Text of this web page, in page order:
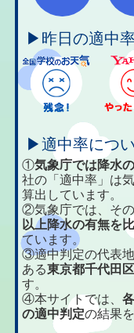
▶昨日の適中
▶適中率につ
①気象庁では降水
社の「適中率」は
算出しています。
②気象庁では、そ
以上降水の有無を
ています。
③適中判定の代表
ある東京都千代田
す。
④本サイトでは、
の適中判定の結果